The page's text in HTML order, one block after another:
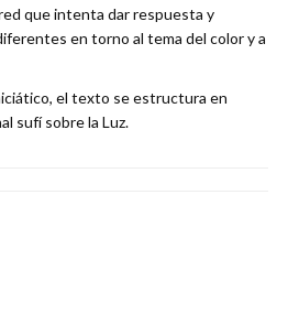
que intenta dar respuesta y
en torno al tema del color y a
el texto se estructura en
sufí sobre la Luz.